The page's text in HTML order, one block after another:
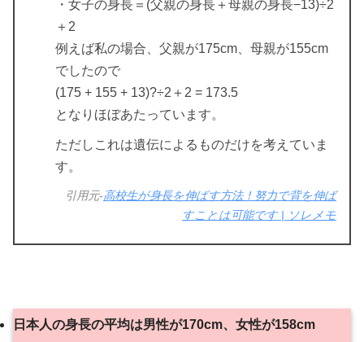
・女子の身長＝(父親の身長＋母親の身長−13)÷2
＋2
例えば私の場合、父親が175cm、母親が155cm
でしたので
(175 + 155 + 13)?÷2＋2 = 173.5
となりほぼあたっています。
ただしこれは遺伝によるものだけを考えていま
す。
引用元-高校生が身長を伸ばす方法！努力で背を伸ば
すことは可能です | ソレメモ
日本人の身長の平均は男性が170cm、女性が158cm